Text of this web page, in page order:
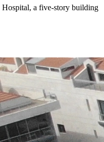
Hospital, a five-story building